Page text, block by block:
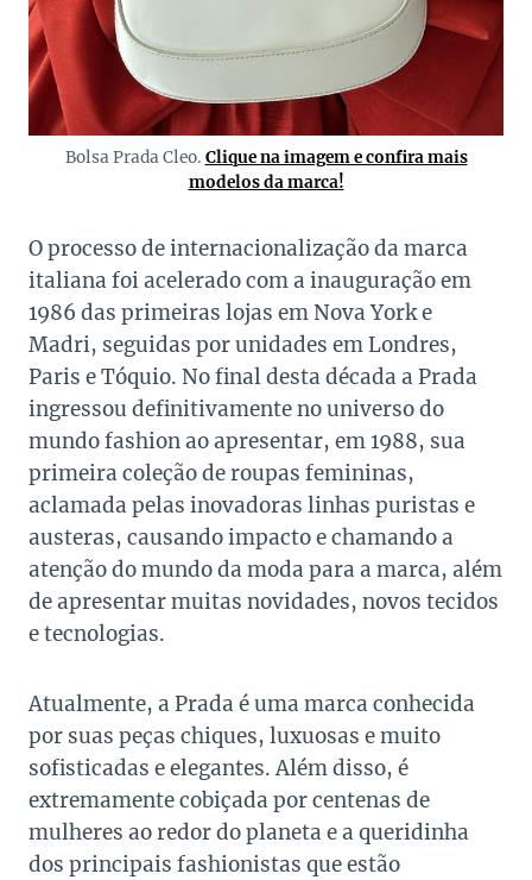
Bolsa Prada Cleo. Clique na imagem e confira mais
modelos da marca!
O processo de internacionalização da marca
italiana foi acelerado com a inauguração em
1986 das primeiras lojas em Nova York e
Madri, seguidas por unidades em Londres,
Paris e Tóquio. No final desta década a Prada
ingressou definitivamente no universo do
mundo fashion ao apresentar, em 1988, sua
primeira coleção de roupas femininas,
aclamada pelas inovadoras linhas puristas e
austeras, causando impacto e chamando a
atenção do mundo da moda para a marca, além
de apresentar muitas novidades, novos tecidos
e tecnologias.
Atualmente, a Prada é uma marca conhecida
por suas peças chiques, luxuosas e muito
sofisticadas e elegantes. Além disso, é
extremamente cobiçada por centenas de
mulheres ao redor do planeta e a queridinha
dos principais fashionistas que estão